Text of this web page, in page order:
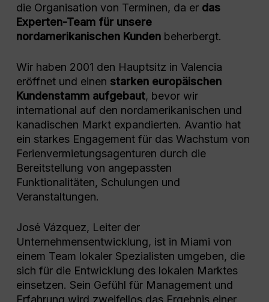
die Organisation von Terminen, da er das
Experten-Team für unsere
nordamerikanischen Kundenbeherbergt.
Wir haben 2001 den Hauptsitz in Valencia
eröffnet und einen starken europäischen
Kundenstamm aufgebaut, bevor wir
international auf den nordamerikanischen und
kanadischen Markt expandierten. Avantio hat
ein starkes Engagement für das Wachstum von
Ferienvermietungsagenturen durch die
Bereitstellung von angepassten
Funktionalitäten, Schulungen und
Veranstaltungen.
José Vázquez, Leiter der
Unternehmensentwicklung, ist in Miami von
einem Team lokaler Spezialisten umgeben, die
sich für die Entwicklung des lokalen Marktes
einsetzen. Sein Gefühl für Management und
Erfahrung wird zweifellos das Ergebnis einer